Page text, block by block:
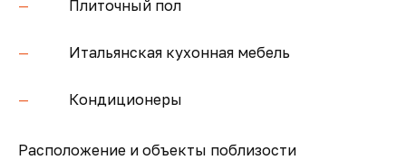
Плиточный пол
Итальянская кухонная мебель
Кондиционеры
Расположение и объекты поблизости